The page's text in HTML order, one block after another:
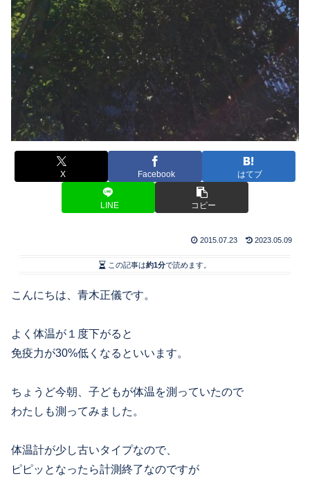
X Facebook はてブ
LINE コピー
2015.07.23 2023.05.09
この記事は約1分で読めます。
こんにちは、青木正儀です。
よく体温が１度下がると
免疫力が30%低くなるといいます。
ちょうど今朝、子どもが体温を測っていたので
わたしも測ってみました。
体温計が少し古いタイプなので、
ピピッとなったら計測終了なのですが